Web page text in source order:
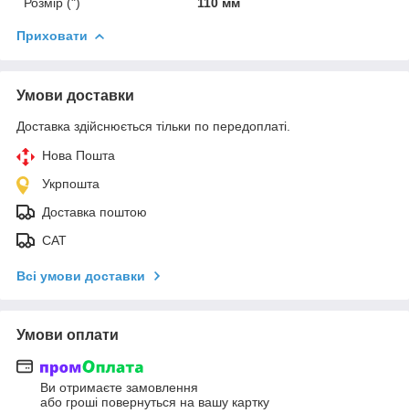
Приховати
Умови доставки
Доставка здійснюється тільки по передоплаті.
Нова Пошта
Укрпошта
Доставка поштою
САТ
Всі умови доставки
Умови оплати
Ви отримаєте замовлення
або гроші повернуться на вашу картку